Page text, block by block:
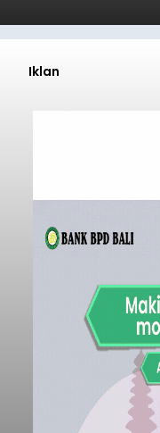
Iklan